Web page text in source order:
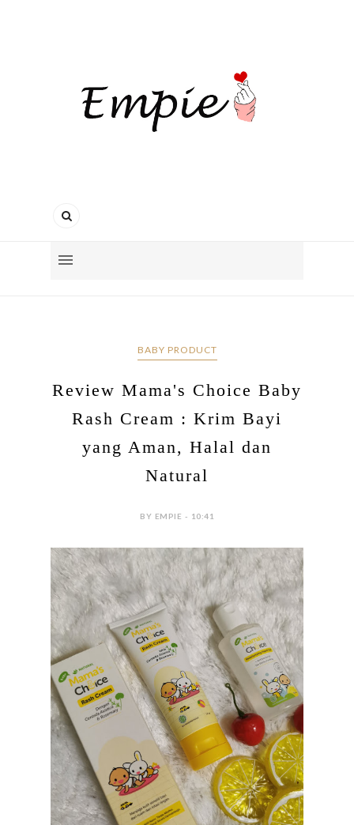
BABY PRODUCT
Review Mama's Choice Baby
Rash Cream : Krim Bayi
yang Aman, Halal dan
Natural
BY EMPIE - 10:41